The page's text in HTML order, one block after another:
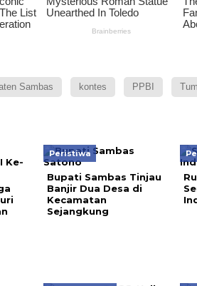
Sambas kontes PPBI
Peristiwa
Bupati Sambas Tinjau
Banjir Dua Desa di
Kecamatan
Sejangkung